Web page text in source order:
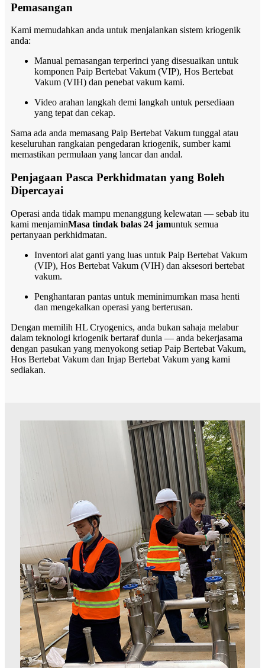
Pemasangan
Kami memudahkan anda untuk menjalankan sistem kriogenik
anda:
Manual pemasangan terperinci yang disesuaikan untuk
komponen Paip Bertebat Vakum (VIP), Hos Bertebat
Vakum (VIH) dan penebat vakum kami.
Video arahan langkah demi langkah untuk persediaan
yang tepat dan cekap.
Sama ada anda memasang Paip Bertebat Vakum tunggal atau
keseluruhan rangkaian pengedaran kriogenik, sumber kami
memastikan permulaan yang lancar dan andal.
Penjagaan Pasca Perkhidmatan yang Boleh
Dipercayai
Operasi anda tidak mampu menanggung kelewatan — sebab itu
kami menjaminMasa tindak balas 24 jamuntuk semua
pertanyaan perkhidmatan.
Inventori alat ganti yang luas untuk Paip Bertebat Vakum
(VIP), Hos Bertebat Vakum (VIH) dan aksesori bertebat
vakum.
Penghantaran pantas untuk meminimumkan masa henti
dan mengekalkan operasi yang berterusan.
Dengan memilih HL Cryogenics, anda bukan sahaja melabur
dalam teknologi kriogenik bertaraf dunia — anda bekerjasama
dengan pasukan yang menyokong setiap Paip Bertebat Vakum,
Hos Bertebat Vakum dan Injap Bertebat Vakum yang kami
sediakan.